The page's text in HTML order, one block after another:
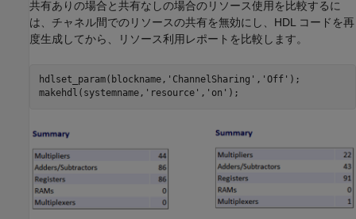
共有ありの場合と共有なしの場合のリソース使用を比較するに
は、チャネル間でのリソースの共有を無効にし、HDL コードを再
度生成してから、リソース利用レポートを比較します。
hdlset_param(blockname, 'ChannelSharing' , 'Off' );
makehdl(systemname, 'resource' , 'on'